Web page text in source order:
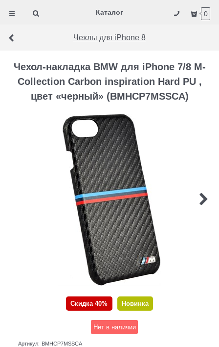
Каталог 0
Чехлы для iPhone 8
Чехол-накладка BMW для iPhone 7/8 M-
Collection Carbon inspiration Hard PU ,
цвет «черный» (BMHCP7MSSCA)
Скидка 40% Новинка
Нет в наличии
Артикул: BMHCP7MSSCA